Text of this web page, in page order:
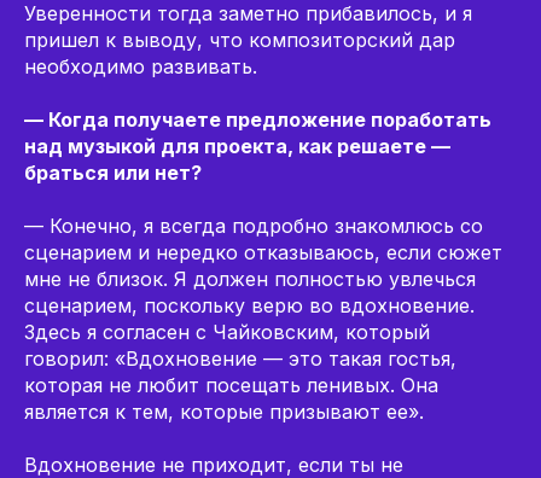
Уверенности тогда заметно прибавилось, и я
пришел к выводу, что композиторский дар
необходимо развивать.
— Когда получаете предложение поработать
над музыкой для проекта, как решаете —
браться или нет?
— Конечно, я всегда подробно знакомлюсь со
сценарием и нередко отказываюсь, если сюжет
мне не близок. Я должен полностью увлечься
сценарием, поскольку верю во вдохновение.
Здесь я согласен с Чайковским, который
говорил: «Вдохновение — это такая гостья,
которая не любит посещать ленивых. Она
является к тем, которые призывают ее».
Вдохновение не приходит, если ты не